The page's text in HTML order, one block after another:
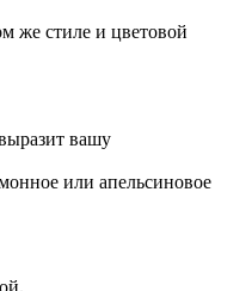
же стиле и цветовой
вашу
или апельсиновое